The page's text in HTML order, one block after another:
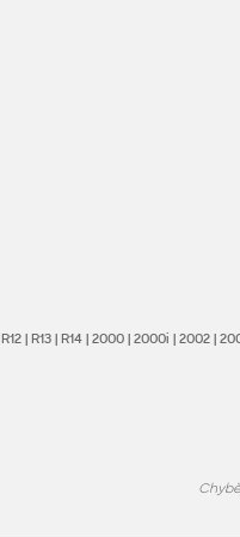
R12| R13| R14| 2000| 2000i | 2002|